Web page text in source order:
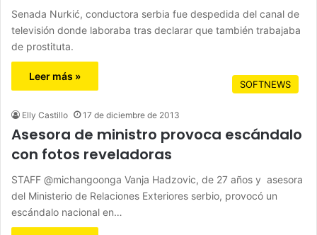
Senada Nurkić, conductora serbia fue despedida del canal de
televisión donde laboraba tras declarar que también trabajaba
de prostituta.
Leer más »
SOFTNEWS
Elly Castillo 17 de diciembre de 2013
Asesora de ministro provoca escándalo
con fotos reveladoras
STAFF @michangoonga Vanja Hadzovic, de 27 años y asesora
del Ministerio de Relaciones Exteriores serbio, provocó un
escándalo nacional en…